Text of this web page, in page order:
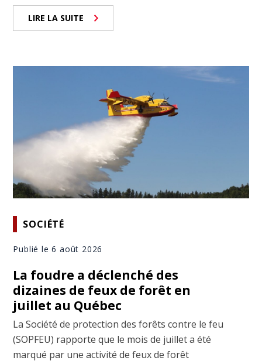
LIRE LA SUITE
SOCIÉTÉ
Publié le 6 août 2026
La foudre a déclenché des
dizaines de feux de forêt en
juillet au Québec
La Société de protection des forêts contre le feu
(SOPFEU) rapporte que le mois de juillet a été
marqué par une activité de feux de forêt